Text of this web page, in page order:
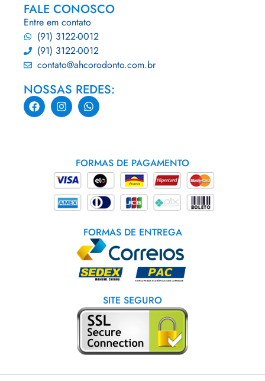
FALE CONOSCO
Entre em contato
(91) 3122-0012
(91) 3122-0012
contato@ahcorodonto.com.br
NOSSAS REDES:
FORMAS DE PAGAMENTO
FORMAS DE ENTREGA
SITE SEGURO